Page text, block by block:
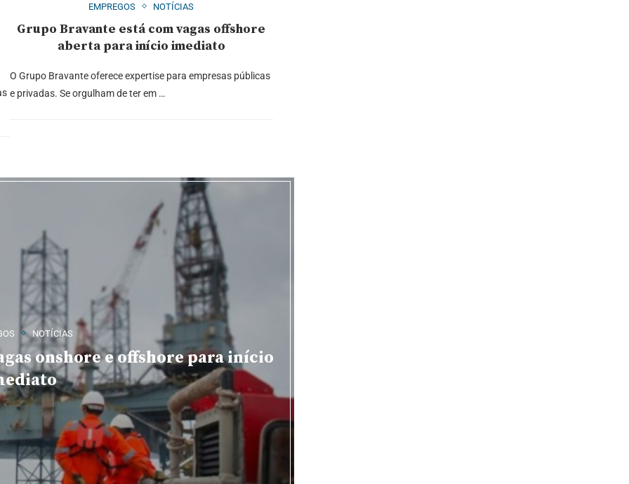
EMPREGOS NOTÍCIAS
Grupo Bravante está com vagas offshore
aberta para início imediato
O Grupo Bravante oferece expertise para empresas públicas
e privadas. Se orgulham de ter em …
NOTÍCIAS
onshore e offshore para início